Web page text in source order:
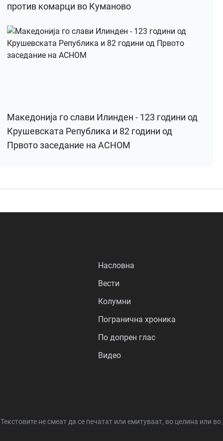
против комарци во Куманово
Македонија го слави Илинден - 123 години од
Крушевската Република и 82 години од
Првото заседание на АСНОМ
Насловна
Вести
Колумни
Погранична хроника
По допрен глас
Видео
Текстовите не смеат да се печатат или емитуваат, во целина или